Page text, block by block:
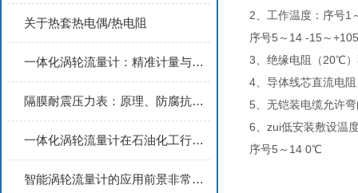
关于热套热电偶/热电阻
一体化涡轮流量计：精准计量与高效应用的理想选择
隔膜耐震压力表：原理、防腐抗振优势与工业压力监测核心价值解析
一体化涡轮流量计在石油化工行业的典型应用场景分析
智能涡轮流量计的应用前景非常广阔
2、工作温度：序号
序号5～14 -15～
3、绝缘电阻（20℃
4、导体线芯直流电
5、无铠装电缆允许
6、zui低安装敷设温
序号5～14 0℃